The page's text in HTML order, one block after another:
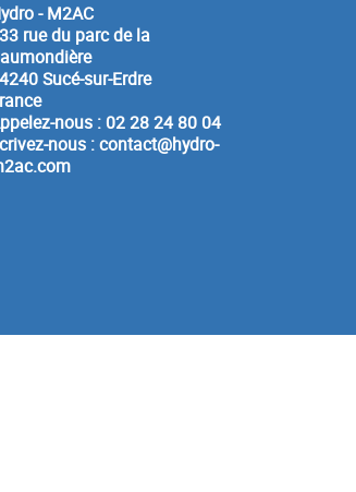
- M2AC
rue du parc de la
Sucé-sur-Erdre
nous : 02 28 24 80 04
nous :contact@hydro-